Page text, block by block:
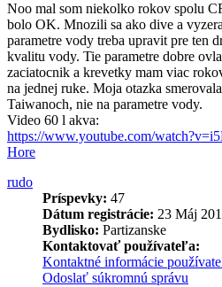
Noo mal som niekolko rokov spolu
bolo OK. Mnozili sa ako dive a
parametre vody treba upravit pre ten
kvalitu vody. Tie parametre dobre
zaciatocnik a krevetky mam viac
na jednej ruke. Moja otazka
Taiwanoch, nie na parametre vody.
Video 60 l akva:
https://www.youtube.com/
Hore
rudo
Príspevky: 47
Dátum registrácie: 23 Máj
Bydlisko: Partizanske
Kontaktovať používateľa:
Kontaktné informácie
Odoslať súkromnú správu